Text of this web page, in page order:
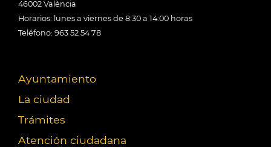
46002 València
Horarios: lunes a viernes de 8:30 a 14:00 horas
Teléfono: 963 52 54 78
Ayuntamiento
La ciudad
Trámites
Atención ciudadana